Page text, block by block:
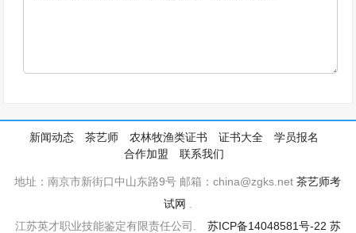
新闻动态 茶艺师 农林牧渔类证书 证书大全
学员报名
合作加盟
联系我们
地址：南京市新街口中山东路9号 邮箱：china@zgks.net茶艺师考
试网
江苏英才职业技能鉴定有限责任公司. 苏ICP备14048581号-22 苏